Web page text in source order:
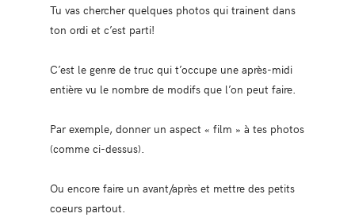
Tu vas chercher quelques photos qui trainent dans
ton ordi et c’est parti!
C’est le genre de truc qui t’occupe une après-midi
entière vu le nombre de modifs que l’on peut faire.
Par exemple, donner un aspect « film » à tes photos
(comme ci-dessus).
Ou encore faire un avant/après et mettre des petits
coeurs partout.